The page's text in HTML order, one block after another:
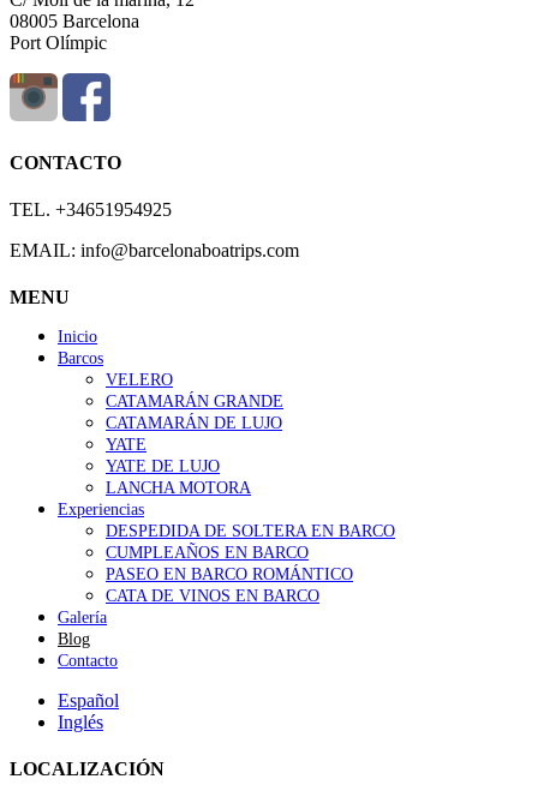
08005 Barcelona
Port Olímpic
CONTACTO
TEL. +34651954925
EMAIL: info@barcelonaboatrips.com
MENU
Inicio
Barcos
VELERO
CATAMARÁN GRANDE
CATAMARÁN DE LUJO
YATE
YATE DE LUJO
LANCHA MOTORA
Experiencias
DESPEDIDA DE SOLTERA EN BARCO
CUMPLEAÑOS EN BARCO
PASEO EN BARCO ROMÁNTICO
CATA DE VINOS EN BARCO
Galería
Blog
Contacto
Español
Inglés
LOCALIZACIÓN